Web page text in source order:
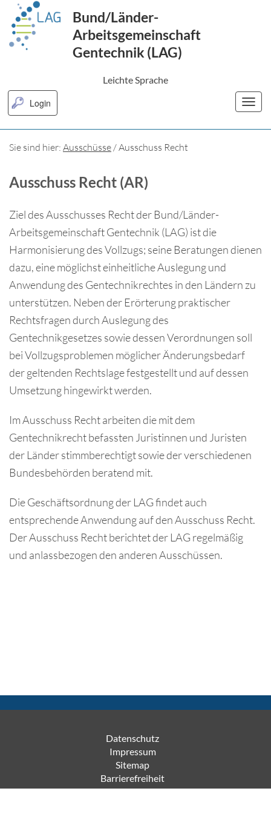
Hauptnavigation anspringen
Hauptbereich anspringen
Fußbereich anspringenBund/Länder-
Arbeitsgemeinschaft
Gentechnik (LAG)
Leichte Sprache
Login
Sie sind hier: Ausschüsse/ Ausschuss Recht
Ausschuss Recht (AR)
Ziel des Ausschusses Recht der Bund/Länder-
Arbeitsgemeinschaft Gentechnik (LAG) ist die
Harmonisierung des Vollzugs; seine Beratungen dienen
dazu, eine möglichst einheitliche Auslegung und
Anwendung des Gentechnikrechtes in den Ländern zu
unterstützen. Neben der Erörterung praktischer
Rechtsfragen durch Auslegung des
Gentechnikgesetzes sowie dessen Verordnungen soll
bei Vollzugsproblemen möglicher Änderungsbedarf
der geltenden Rechtslage festgestellt und auf dessen
Umsetzung hingewirkt werden.
Im Ausschuss Recht arbeiten die mit dem
Gentechnikrecht befassten Juristinnen und Juristen
der Länder stimmberechtigt sowie der verschiedenen
Bundesbehörden beratend mit.
Die Geschäftsordnung der LAG findet auch
entsprechende Anwendung auf den Ausschuss Recht.
Der Ausschuss Recht berichtet der LAG regelmäßig
und anlassbezogen den anderen Ausschüssen.
Datenschutz
Impressum
Sitemap
Barrierefreiheit